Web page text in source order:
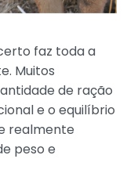
faz toda a
Muitos
de ração
e o equilíbrio
realmente
peso e